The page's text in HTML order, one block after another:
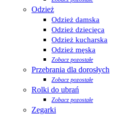
Odzież
Odzież damska
Odzież dziecięca
Odzież kucharska
Odzież męska
Zobacz pozostałe
Przebrania dla dorosłych
Zobacz pozostałe
Rolki do ubrań
Zobacz pozostałe
Zegarki